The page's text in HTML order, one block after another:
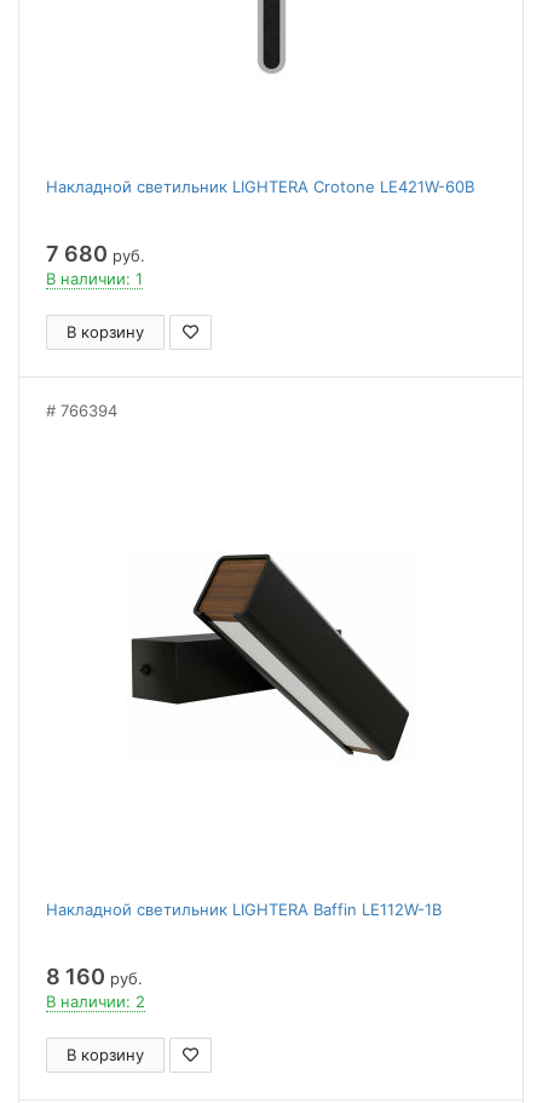
Накладной светильник LIGHTERA Crotone LE421W-60B
7 680 руб.
В наличии: 1
В корзину
766394
Накладной светильник LIGHTERA Baffin LE112W-1B
8 160 руб.
В наличии: 2
В корзину